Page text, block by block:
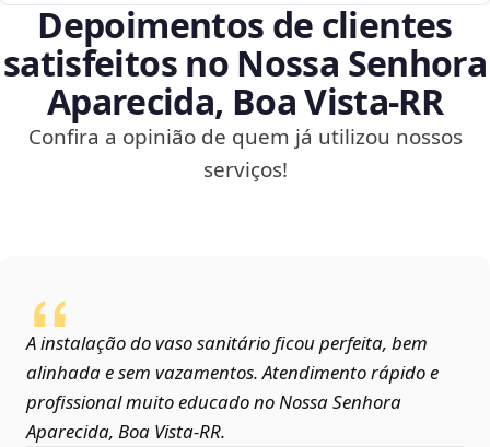
Depoimentos de clientes
satisfeitos no Nossa Senhora
Aparecida, Boa Vista‑RR
Confira a opinião de quem já utilizou nossos
serviços!
A instalação do vaso sanitário ficou perfeita, bem
alinhada e sem vazamentos. Atendimento rápido e
profissional muito educado no Nossa Senhora
Aparecida, Boa Vista‑RR.